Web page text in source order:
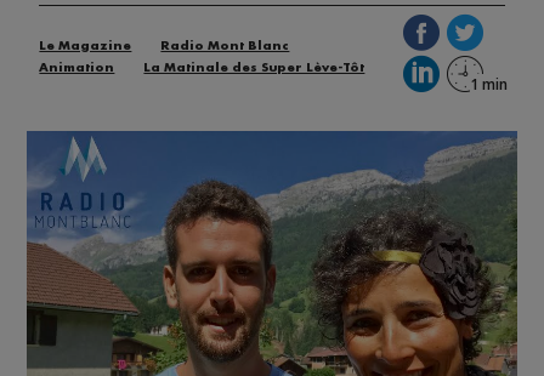
Le Magazine
Radio Mont Blanc
Animation
La Matinale des Super Lève-Tôt